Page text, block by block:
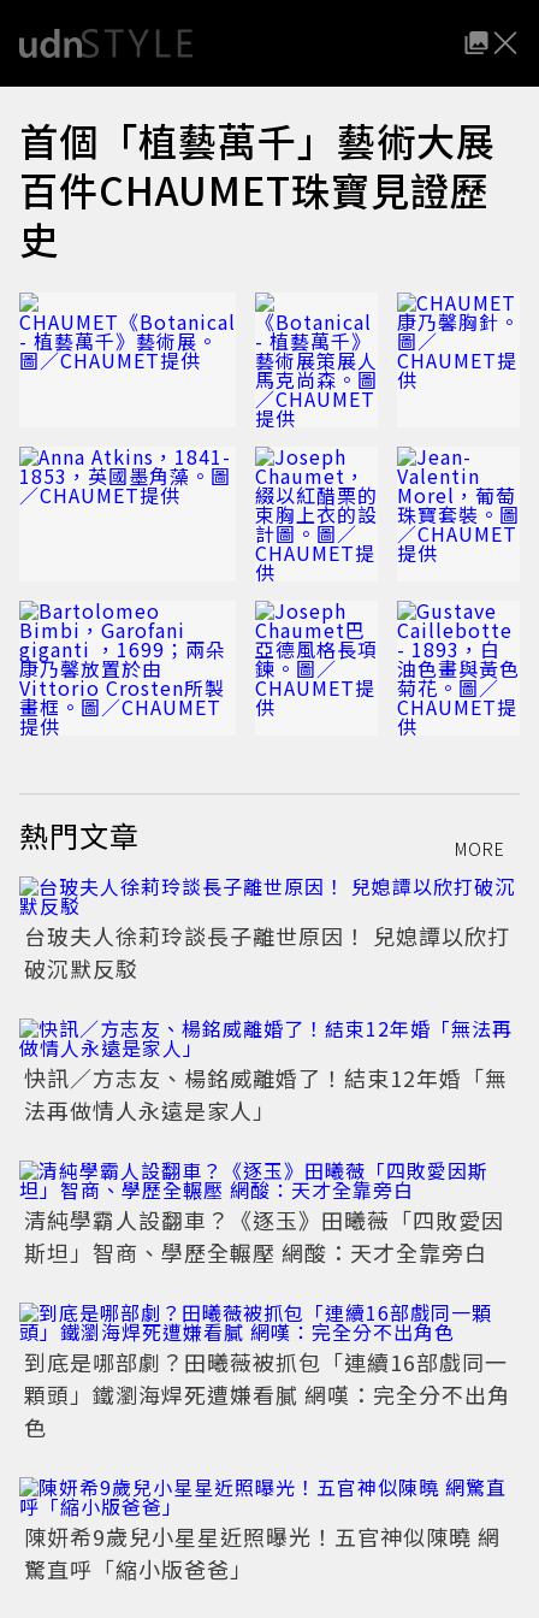
首個「植藝萬千」藝術大展
百件CHAUMET珠寶見證歷
史
熱門文章 MORE
台玻夫人徐莉玲談長子離世原因！ 兒媳譚以欣打
破沉默反駁
快訊／方志友、楊銘威離婚了！結束12年婚「無
法再做情人永遠是家人」
清純學霸人設翻車？《逐玉》田曦薇「四敗愛因
斯坦」智商、學歷全輾壓 網酸：天才全靠旁白
到底是哪部劇？田曦薇被抓包「連續16部戲同一
顆頭」鐵瀏海焊死遭嫌看膩 網嘆：完全分不出角
色
陳妍希9歲兒小星星近照曝光！五官神似陳曉 網
驚直呼「縮小版爸爸」